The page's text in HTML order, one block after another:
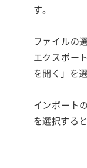
す。
ファイルの
エクスポー
を開く」を
インポート
を選択する